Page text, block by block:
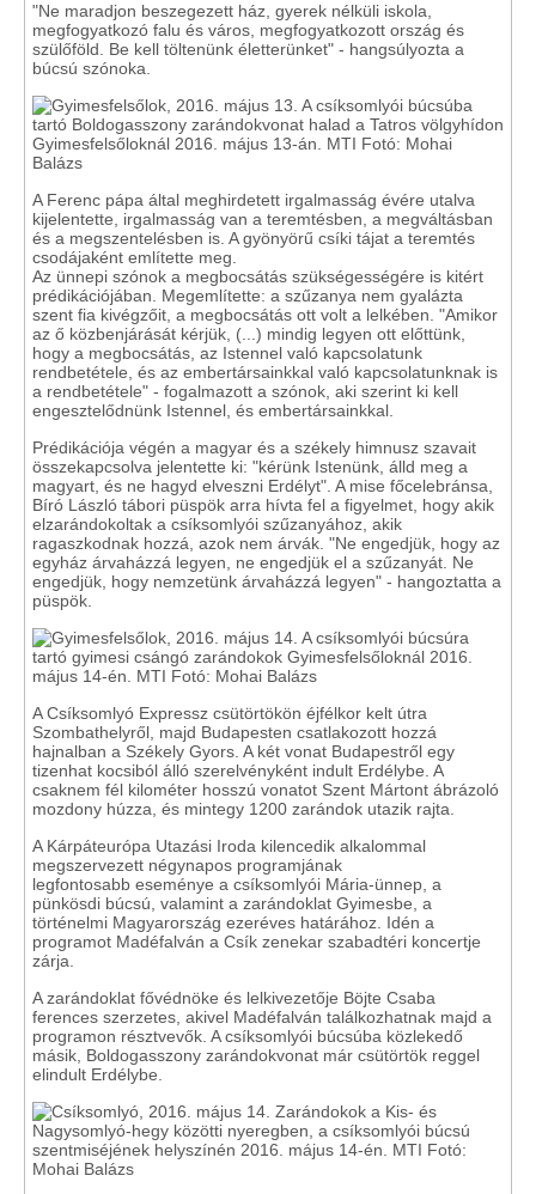
"Ne maradjon beszegezett ház, gyerek nélküli iskola,
megfogyatkozó falu és város, megfogyatkozott ország és
szülőföld. Be kell töltenünk életterünket" - hangsúlyozta a
búcsú szónoka.
A Ferenc pápa által meghirdetett irgalmasság évére utalva
kijelentette, irgalmasság van a teremtésben, a megváltásban
és a megszentelésben is. A gyönyörű csíki tájat a teremtés
csodájaként említette meg.
Az ünnepi szónok a megbocsátás szükségességére is kitért
prédikációjában. Megemlítette: a szűzanya nem gyalázta
szent fia kivégzőit, a megbocsátás ott volt a lelkében. "Amikor
az ő közbenjárását kérjük, (...) mindig legyen ott előttünk,
hogy a megbocsátás, az Istennel való kapcsolatunk
rendbetétele, és az embertársainkkal való kapcsolatunknak is
a rendbetétele" - fogalmazott a szónok, aki szerint ki kell
engesztelődnünk Istennel, és embertársainkkal.
Prédikációja végén a magyar és a székely himnusz szavait
összekapcsolva jelentette ki: "kérünk Istenünk, álld meg a
magyart, és ne hagyd elveszni Erdélyt". A mise főcelebránsa,
Bíró László tábori püspök arra hívta fel a figyelmet, hogy akik
elzarándokoltak a csíksomlyói szűzanyához, akik
ragaszkodnak hozzá, azok nem árvák. "Ne engedjük, hogy az
egyház árvaházzá legyen, ne engedjük el a szűzanyát. Ne
engedjük, hogy nemzetünk árvaházzá legyen" - hangoztatta a
püspök.
A Csíksomlyó Expressz csütörtökön éjfélkor kelt útra
Szombathelyről, majd Budapesten csatlakozott hozzá
hajnalban a Székely Gyors. A két vonat Budapestről egy
tizenhat kocsiból álló szerelvényként indult Erdélybe. A
csaknem fél kilométer hosszú vonatot Szent Mártont ábrázoló
mozdony húzza, és mintegy 1200 zarándok utazik rajta.
A Kárpáteurópa Utazási Iroda kilencedik alkalommal
megszervezett négynapos programjának
legfontosabb eseménye a csíksomlyói Mária-ünnep, a
pünkösdi búcsú, valamint a zarándoklat Gyimesbe, a
történelmi Magyarország ezeréves határához. Idén a
programot Madéfalván a Csík zenekar szabadtéri koncertje
zárja.
A zarándoklat fővédnöke és lelkivezetője Böjte Csaba
ferences szerzetes, akivel Madéfalván találkozhatnak majd a
programon résztvevők. A csíksomlyói búcsúba közlekedő
másik, Boldogasszony zarándokvonat már csütörtök reggel
elindult Erdélybe.